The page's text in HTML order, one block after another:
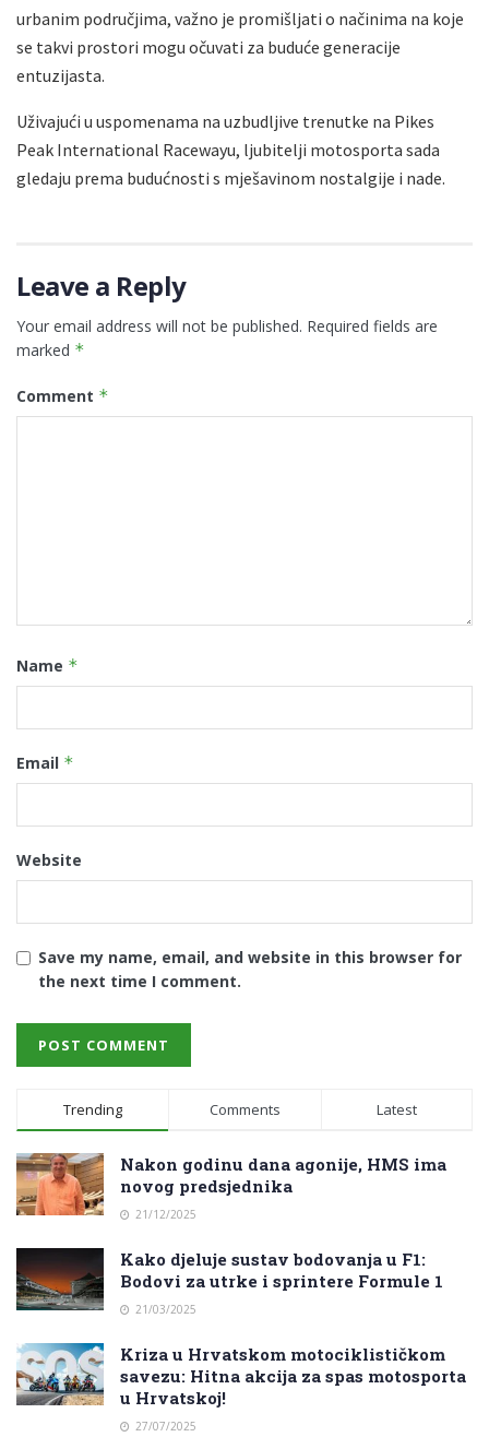
urbanim područjima, važno je promišljati o načinima na koje
se takvi prostori mogu očuvati za buduće generacije
entuzijasta.
Uživajući u uspomenama na uzbudljive trenutke na Pikes
Peak International Racewayu, ljubitelji motosporta sada
gledaju prema budućnosti s mješavinom nostalgije i nade.
Leave a Reply
Your email address will not be published. Required fields are
marked *
Comment *
Name *
Email *
Website
Save my name, email, and website in this browser for
the next time I comment.
Trending Comments Latest
Nakon godinu dana agonije, HMS ima
novog predsjednika
21/12/2025
Kako djeluje sustav bodovanja u F1:
Bodovi za utrke i sprintere Formule 1
21/03/2025
Kriza u Hrvatskom motociklističkom
savezu: Hitna akcija za spas motosporta
u Hrvatskoj!
27/07/2025